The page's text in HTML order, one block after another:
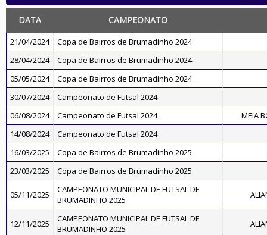
DATA CAMPEONATO
21/04/2024
Copa de Bairros de Brumadinho 2024
28/04/2024
Copa de Bairros de Brumadinho 2024
05/05/2024
Copa de Bairros de Brumadinho 2024
30/07/2024
Campeonato de Futsal 2024
06/08/2024
Campeonato de Futsal 2024
MEIA
14/08/2024
Campeonato de Futsal 2024
16/03/2025
Copa de Bairros de Brumadinho 2025
23/03/2025
Copa de Bairros de Brumadinho 2025
05/11/2025
CAMPEONATO MUNICIPAL DE FUTSAL DE
BRUMADINHO 2025
12/11/2025
CAMPEONATO MUNICIPAL DE FUTSAL DE
BRUMADINHO 2025